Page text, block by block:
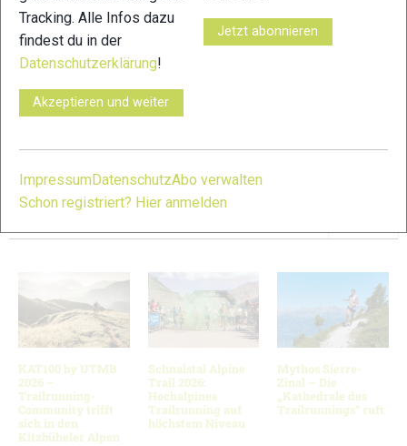
17
20
© Bilder 1 - 4, 6 - 7, 10 - 11, 14, 18, 20: Laufwerkstatt / Stefan
Gapp; Bilder 5, 8 - 9, 12 - 13, 15 - 17, 19: xc-run.de Team;
KAT100 by UTMB
2026 –
Trailrunning-
Community trifft
sich in den
Kitzbüheler Alpen
Schnalstal Alpine
Trail 2026:
Hochalpines
Trailrunning auf
höchstem Niveau
Mythos Sierre-
Zinal – Die
„Kathedrale des
Trailrunnings“ ruft
Tracking. Alle Infos dazu
findest du in der
Datenschutzerklärung!
Akzeptieren und weiter
Jetzt abonnieren
Impressum DatenschutzAbo verwalten
Schon registriert? Hier anmelden